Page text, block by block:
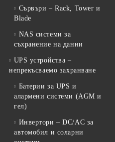
Сървъри – Rack, Tower и
Blade
NAS системи за
съхранение на данни
UPS устройства –
непрекъсваемо захранване
Батерии за UPS и
алармени системи (AGM и
гел)
Инвертори – DC/AC за
автомобил и соларни